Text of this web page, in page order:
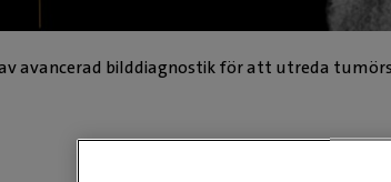
avancerad bilddiagnostik för att utreda